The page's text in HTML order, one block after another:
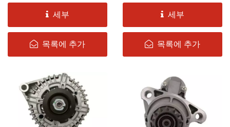
세부
목록에 추가
세부
목록에 추가